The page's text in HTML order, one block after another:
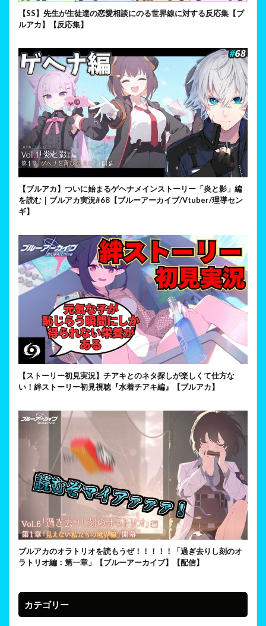
【SS】先生が生徒達の恋愛相談にのる世界線に対する反応集【ブ
ルアカ】【反応集】
【ブルアカ】ついに始まるゲヘナメインストーリー「炎と影」編
を読む｜ブルアカ実況#68【ブルーアーカイブ/Vtuber/理導セン
ギ】
【ストーリー初見実況】チアキとのネタ探しが楽しくて仕方な
い！絆ストーリー初見視聴『水着チアキ編』【ブルアカ】
ブルアカのオラトリオを読もうぜ！！！！！「過ぎ去りし刻のオ
ラトリオ編：第一章」【ブルーアーカイブ】【配信】
カテゴリー